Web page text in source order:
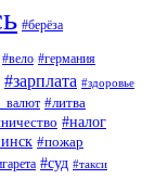
#берёза
#вело #германия
#зарплата #здоровье
#литва
#налог
#пожар
#суд #такси